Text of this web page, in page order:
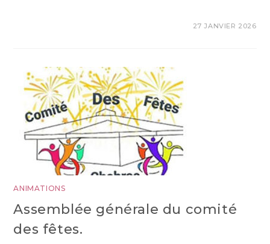
27 JANVIER 2026
ANIMATIONS
Assemblée générale du comité
des fêtes.